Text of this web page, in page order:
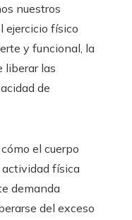
nuestros
ejercicio físico
y funcional, la
liberar las
de
el cuerpo
física
demanda
del exceso